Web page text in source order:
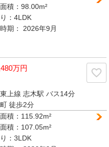
積：98.00m²
：4LDK
期： 2026年9月
万円
上線 志木駅バス14分
徒歩2分
積：115.92m²
積：107.05m²
：3LDK